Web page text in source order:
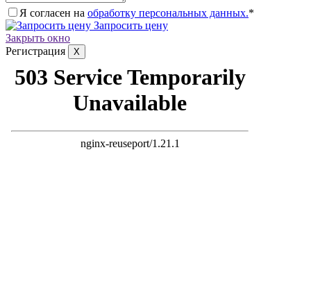
Я согласен на обработку персональных данных.*
Запросить цену
Закрыть окно
Регистрация
X